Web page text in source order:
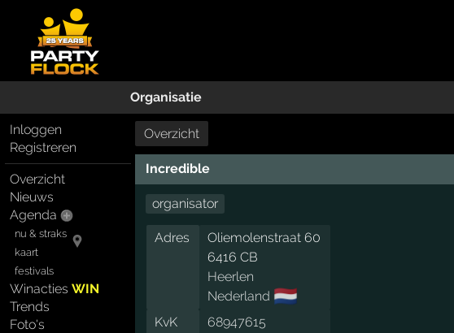
Organisatie
Inloggen
Registreren
Overzicht
Nieuws
Agenda
nu & straks
kaart
festivals
WinactiesWIN
Trends
Foto's
Overzicht
Incredible
organisator
Adres
Oliemolenstraat 60
6416 CB
Heerlen
Nederland 🇳🇱
KvK 68947615